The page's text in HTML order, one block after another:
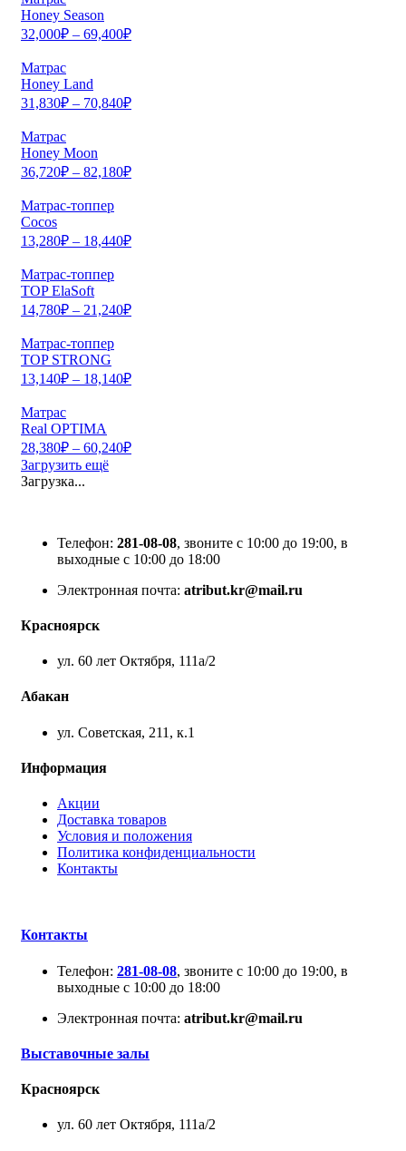
Honey Season
32,000₽ – 69,400₽
Матрас
Honey Land
31,830₽ – 70,840₽
Матрас
Honey Moon
36,720₽ – 82,180₽
Матрас-топпер
Cocos
13,280₽ – 18,440₽
Матрас-топпер
TOP ElaSoft
14,780₽ – 21,240₽
Матрас-топпер
TOP STRONG
13,140₽ – 18,140₽
Матрас
Real OPTIMA
28,380₽ – 60,240₽
Загрузить ещё
Загрузка...
Телефон: 281-08-08, звоните с 10:00 до 19:00, в
выходные с 10:00 до 18:00
Электронная почта: atribut.kr@mail.ru
Красноярск
ул. 60 лет Октября, 111а/2
Абакан
ул. Советская, 211, к.1
Информация
Акции
Доставка товаров
Условия и положения
Политика конфиденциальности
Контакты
Контакты
Телефон: 281-08-08, звоните с 10:00 до 19:00, в
выходные с 10:00 до 18:00
Электронная почта: atribut.kr@mail.ru
Выставочные залы
Красноярск
ул. 60 лет Октября, 111а/2